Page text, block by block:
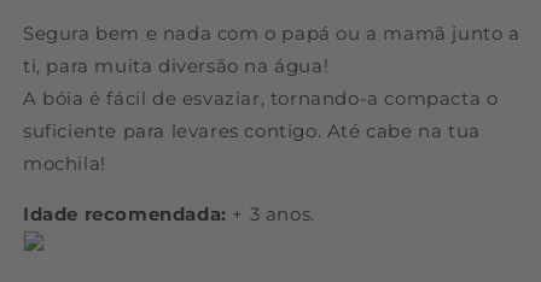
Segura bem e nada com o papá ou a mamã junto a
ti, para muita diversão na água!
A bóia é fácil de esvaziar, tornando-a compacta o
suficiente para levares contigo. Até cabe na tua
mochila!
Idade recomendada: + 3 anos.